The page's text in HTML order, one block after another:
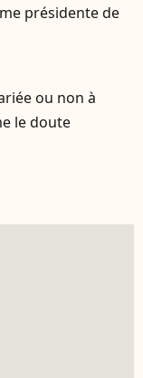
présidente de
ou non à
le doute